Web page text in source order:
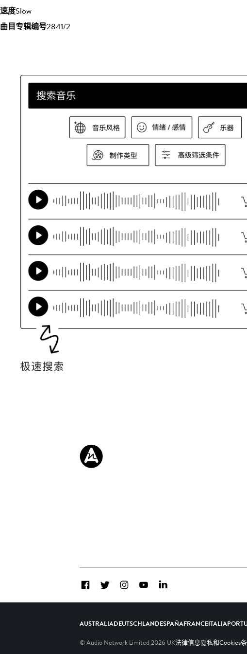
速度Slow
曲目专辑编号2841/2
FacebookTwitterInstagramYouTubeLinkedIn
AUSTRALIADEUTSCHLANDESPAÑAFRANCEITALIA
© Audio Network Limited 2026 UK法律信息隐私和Cookies